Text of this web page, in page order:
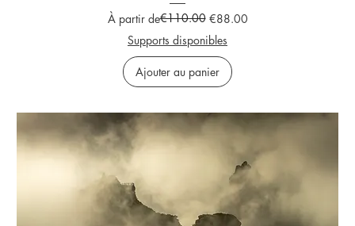
À partir de
Prix original€110.00 €88.00
Prix promotionnel
Supports disponibles
Ajouter au panier